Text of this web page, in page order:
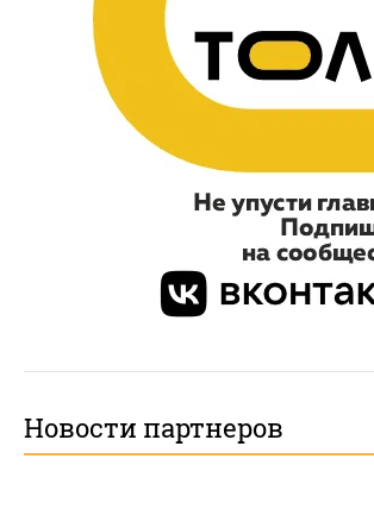
Новости партнеров